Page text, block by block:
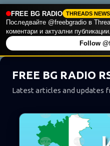
П
у
б
л
FREE BG RADIO THREADS
Последвайте @freebgradio в
коментари и актуални публикации.
Follow
FREE BG RADIO
Latest articles and updates